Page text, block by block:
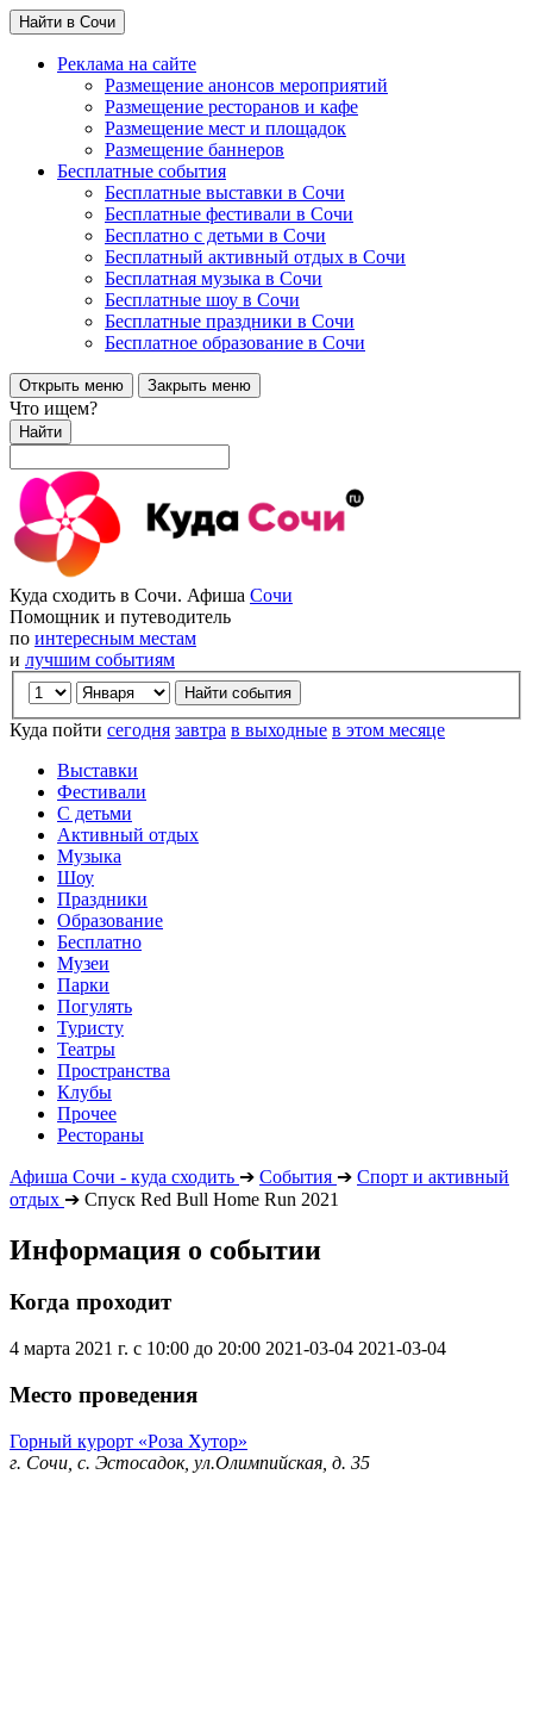
Найти в Сочи
Реклама на сайте
Размещение анонсов мероприятий
Размещение ресторанов и кафе
Размещение мест и площадок
Размещение баннеров
Бесплатные события
Бесплатные выставки в Сочи
Бесплатные фестивали в Сочи
Бесплатно с детьми в Сочи
Бесплатный активный отдых в Сочи
Бесплатная музыка в Сочи
Бесплатные шоу в Сочи
Бесплатные праздники в Сочи
Бесплатное образование в Сочи
Открыть меню Закрыть меню
Что ищем?
Найти
Куда сходить в Сочи. Афиша Сочи
Помощник и путеводитель
по интересным местам
и лучшим событиям
Куда пойти сегодня завтра в выходные в этом месяце
Выставки
Фестивали
С детьми
Активный отдых
Музыка
Шоу
Праздники
Образование
Бесплатно
Музеи
Парки
Погулять
Туристу
Театры
Пространства
Клубы
Прочее
Рестораны
Афиша Сочи - куда сходить ➔ События ➔ Спорт и активный
отдых ➔ Спуск Red Bull Home Run 2021
Информация о событии
Когда проходит
4 марта 2021 г. с 10:00 до 20:00 2021-03-04 2021-03-04
Место проведения
Горный курорт «Роза Хутор»
г. Сочи, с. Эстосадок, ул.Олимпийская, д. 35